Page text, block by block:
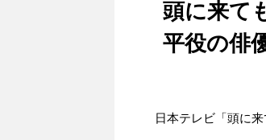
頭に来て
平役の俳
日本テレビ「頭に